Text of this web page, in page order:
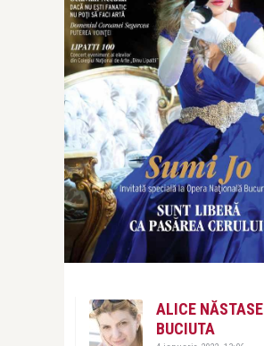
ALICE NĂSTASE
BUCIUTA